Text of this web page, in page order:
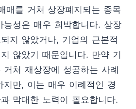
매를 거쳐 상장폐지되는 종목
능성은 매우 희박합니다. 상장
지 않았거나, 기업의 근본적
않았기 때문입니다. 만약 기
거쳐 재상장에 성공하는 사례
지만, 이는 매우 이례적인 경
막대한 노력이 필요합니다.